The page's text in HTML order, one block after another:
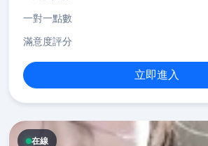
一對一點數
滿意度評分
立即進入
在線